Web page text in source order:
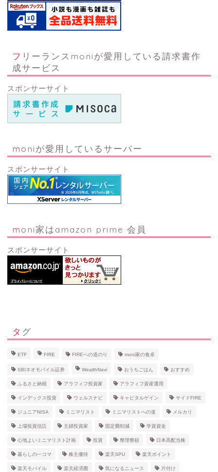
フリーランスmoniが愛用している請求書作
成サービス
スポンサーサイト
moniが愛用しているサーバー
スポンサーサイト
moni家はamazon prime 会員
スポンサーサイト
タグ
ETF FIRE FIREへの道のり moni家の食卓
SBIネオモバイル証券 WealthNavi おうちごはん おすすめ
ふるさと納税 アラフィフ投資家 アラフィフ資産運用
インデックス投資 ウェルスナビ キャピタルゲイン サイドFIRE
ジュニアNISA ミニマリスト ミニマリストへの道 メルカリ
上場投資信託 主婦投資家 固定費削減 学資資金
心地よいミニマリスト計画 投資 整理整頓 日本高配当株
暮らしの一コマ 株主優待 楽天SPU 楽天ポイント
楽天モバイル 楽天経済圏 気になるニュース 片付け